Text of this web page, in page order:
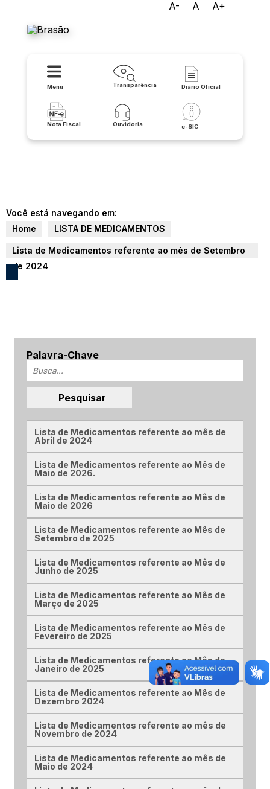
A- A A+
Menu Transparência Diário Oficial
Nota Fiscal Ouvidoria e-SIC
Você está navegando em:
Home
LISTA DE MEDICAMENTOS
Lista de Medicamentos referente ao mês de Setembro
de 2024
Palavra-Chave
Lista de Medicamentos referente ao mês de
Abril de 2024
Lista de Medicamentos referente ao Mês de
Maio de 2026.
Lista de Medicamentos referente ao Mês de
Maio de 2026
Lista de Medicamentos referente ao Mês de
Setembro de 2025
Lista de Medicamentos referente ao Mês de
Junho de 2025
Lista de Medicamentos referente ao Mês de
Março de 2025
Lista de Medicamentos referente ao Mês de
Fevereiro de 2025
Lista de Medicamentos referente ao Mês de
Janeiro de 2025
Lista de Medicamentos referente ao Mês de
Dezembro 2024
Lista de Medicamentos referente ao mês de
Novembro de 2024
Lista de Medicamentos referente ao mês de
Maio de 2024